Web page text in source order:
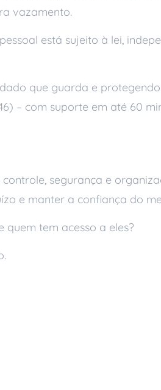
vazamento.
está sujeito à lei,
que guarda e
– com suporte em até 60
segurança e
e manter a confiança do
quem tem acesso a eles?